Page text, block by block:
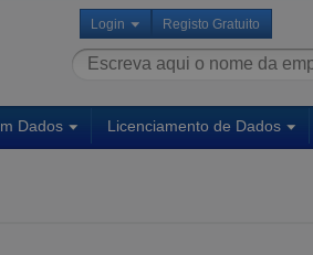
Login Registo Gratuito
Dados Licenciamento de Dados